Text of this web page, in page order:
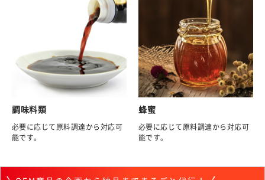
調味料類
必要に応じて原料調達から対応可
能です。
蜂蜜
必要に応じて原料調達から対応可
能です。